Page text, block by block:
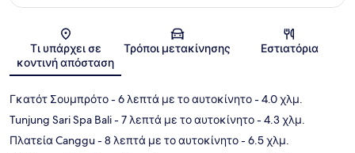
Τι υπάρχει σε
κοντινή απόσταση
Τρόποι μετακίνησης Εστιατόρια
Γκατότ Σουμπρότο- 6 λεπτά με το αυτοκίνητο- 4.0 χλμ.
Tunjung Sari Spa Bali- 7 λεπτά με το αυτοκίνητο- 4.3 χλμ.
Πλατεία Canggu- 8 λεπτά με το αυτοκίνητο- 6.5 χλμ.